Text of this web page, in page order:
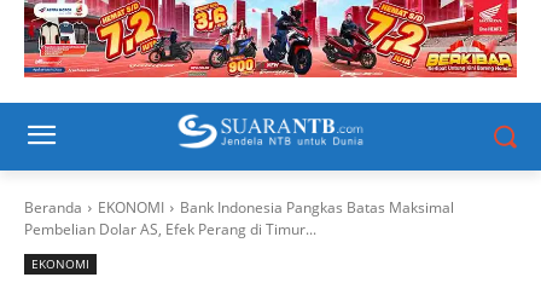
Beranda EKONOMI
Bank Indonesia Pangkas Batas Maksimal
Pembelian Dolar AS, Efek Perang di Timur...
EKONOMI